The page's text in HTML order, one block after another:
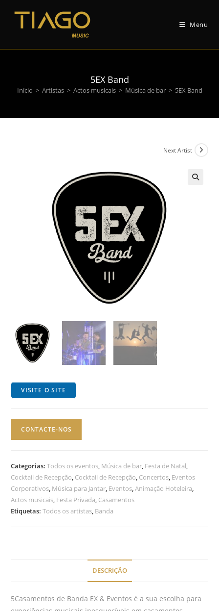
Menu
5EX Band
Início > Artistas > Actos musicais > Música de bar > 5EX Band
VISITE O SITE
CONTACTE-NOS
Categorias:Todos os eventos, Música de bar, Festa de Natal,
Cocktail de Recepção, Cocktail de Recepção, Concertos, Eventos
Corporativos, Música para Jantar, Eventos,Animação Hoteleira,
Actos musicais, Festa Privada, Casamentos
Etiquetas:Todos os artistas, Banda
DESCRIÇÃO
5Casamentos de Banda EX & Eventos é a sua escolha para